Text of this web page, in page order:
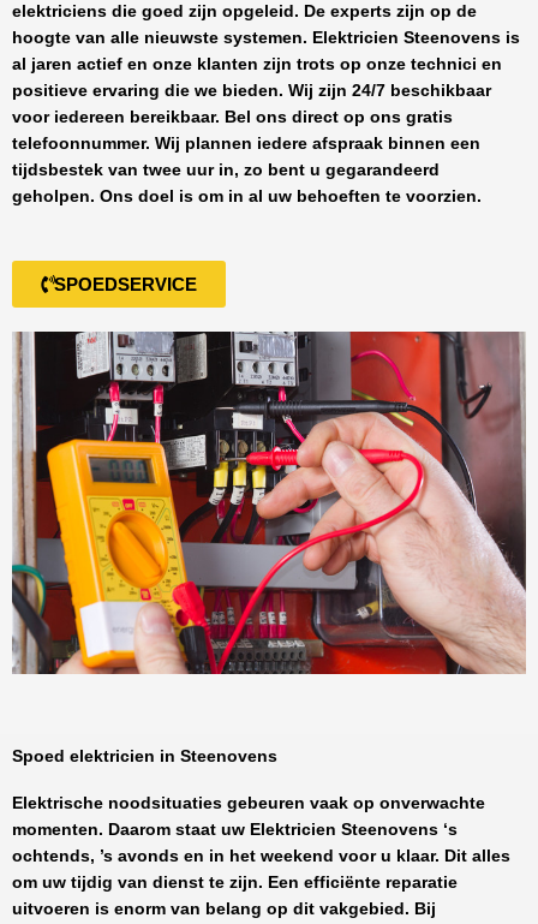
elektriciens die goed zijn opgeleid. De experts zijn op de
hoogte van alle nieuwste systemen. Elektricien Steenovens is
al jaren actief en onze klanten zijn trots op onze technici en
positieve ervaring die we bieden. Wij zijn 24/7 beschikbaar
voor iedereen bereikbaar. Bel ons direct op ons gratis
telefoonnummer. Wij plannen iedere afspraak binnen een
tijdsbestek van twee uur in, zo bent u gegarandeerd
geholpen. Ons doel is om in al uw behoeften te voorzien.
SPOEDSERVICE
Spoed elektricien in Steenovens
Elektrische noodsituaties gebeuren vaak op onverwachte
momenten. Daarom staat uw Elektricien Steenovens ‘s
ochtends, ’s avonds en in het weekend voor u klaar. Dit alles
om uw tijdig van dienst te zijn. Een efficiënte reparatie
uitvoeren is enorm van belang op dit vakgebied. Bij